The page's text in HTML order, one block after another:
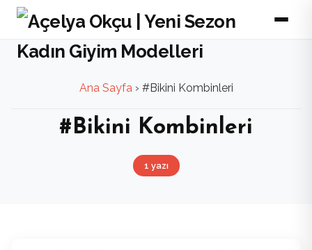
Ana Sayfa › #Bikini Kombinleri
#Bikini Kombinleri
1 yazı